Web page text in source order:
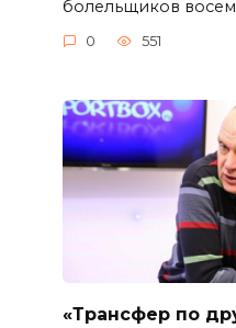
болельщиков
0 551
«Трансфер по